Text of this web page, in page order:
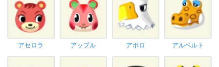
アセロラ アップル アポロ アルベルト